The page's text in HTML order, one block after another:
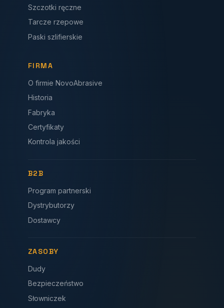
Szczotki ręczne
Tarcze rzepowe
Paski szlifierskie
FIRMA
O firmie NovoAbrasive
Historia
Fabryka
Certyfikaty
Kontrola jakości
B2B
Program partnerski
Dystrybutorzy
Dostawcy
ZASOBY
Dudy
Bezpieczeństwo
Słowniczek